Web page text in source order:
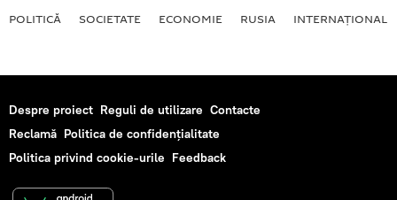
POLITICĂ SOCIETATE ECONOMIE RUSIA INTERNAŢIONAL
Despre proiect Reguli de utilizare Contacte
Reclamă Politica de confidențialitate
Politica privind cookie-urile Feedback